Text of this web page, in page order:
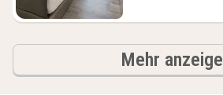
Mehr